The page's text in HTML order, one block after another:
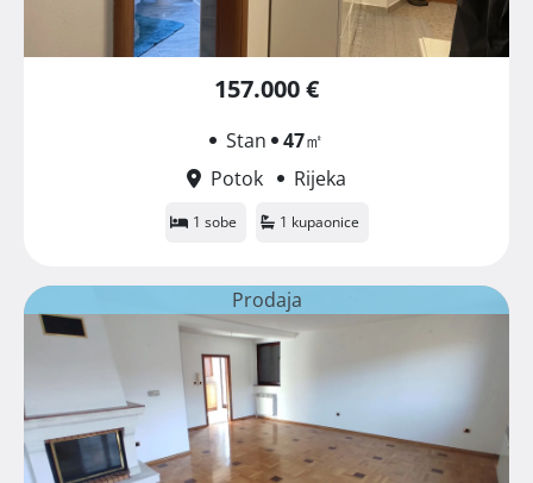
157.000 €
Stan 47㎡
Potok
Rijeka
1 sobe 1 kupaonice
Prodaja